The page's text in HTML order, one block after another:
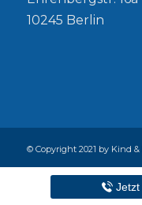
10245 Berlin
© Copyright 2021 by Kind
Abschlussprovision
Presse